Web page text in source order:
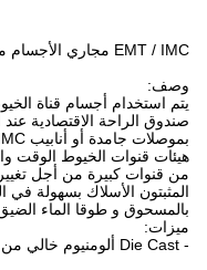
EMT / IMC مجاري الأجسام مع الأغطية والجوانات ، هيئة قناة LB
وصف:
يتم استخدام أجسام قناة
صندوق الراحة الاقتصادية
هيئات قنوات الخيوط الوقت
من قنوات كبيرة من أجل
المثبتون الأسلاك بسهولة
بالمسحوق و طوقا الماء
ميزات:
- Die Cast ألومنيوم خالي من النحاس